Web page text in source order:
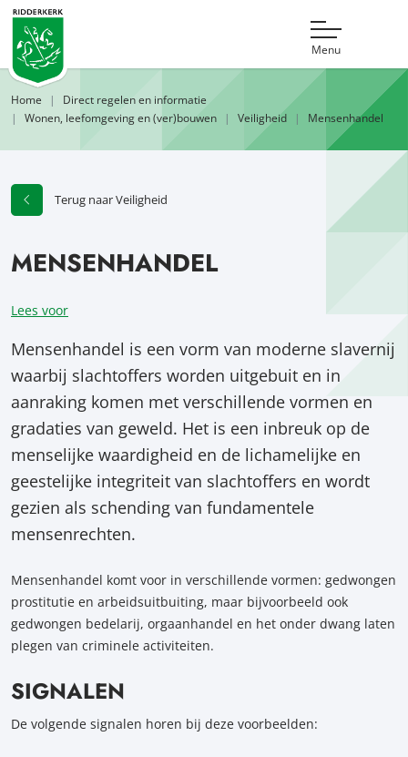
Menu
Home
Direct regelen en informatie
Wonen, leefomgeving en (ver)bouwen
Veiligheid Mensenhandel
Terug naar Veiligheid
MENSENHANDEL
Lees voor
Mensenhandel is een vorm van moderne slavernij
waarbij slachtoffers worden uitgebuit en in
aanraking komen met verschillende vormen en
gradaties van geweld. Het is een inbreuk op de
menselijke waardigheid en de lichamelijke en
geestelijke integriteit van slachtoffers en wordt
gezien als schending van fundamentele
mensenrechten.
Mensenhandel komt voor in verschillende vormen: gedwongen
prostitutie en arbeidsuitbuiting, maar bijvoorbeeld ook
gedwongen bedelarij, orgaanhandel en het onder dwang laten
plegen van criminele activiteiten.
SIGNALEN
De volgende signalen horen bij deze voorbeelden: